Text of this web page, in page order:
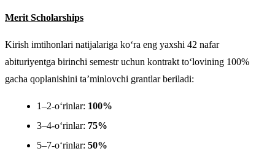
Merit Scholarships
Kirish imtihonlari natijalariga ko‘ra eng yaxshi 42 nafar
abituriyentga birinchi semestr uchun kontrakt to‘lovining 100%
gacha qoplanishini ta’minlovchi grantlar beriladi:
1–2-o‘rinlar: 100%
3–4-o‘rinlar: 75%
5–7-o‘rinlar: 50%